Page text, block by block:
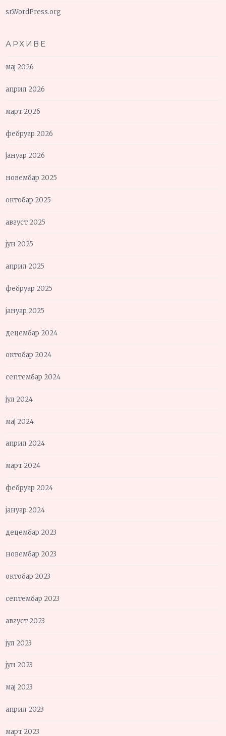
sr.WordPress.org
АРХИВЕ
мај 2026
април 2026
март 2026
фебруар 2026
јануар 2026
новембар 2025
октобар 2025
август 2025
јун 2025
април 2025
фебруар 2025
јануар 2025
децембар 2024
октобар 2024
септембар 2024
јул 2024
мај 2024
април 2024
март 2024
фебруар 2024
јануар 2024
децембар 2023
новембар 2023
октобар 2023
септембар 2023
август 2023
јул 2023
јун 2023
мај 2023
април 2023
март 2023